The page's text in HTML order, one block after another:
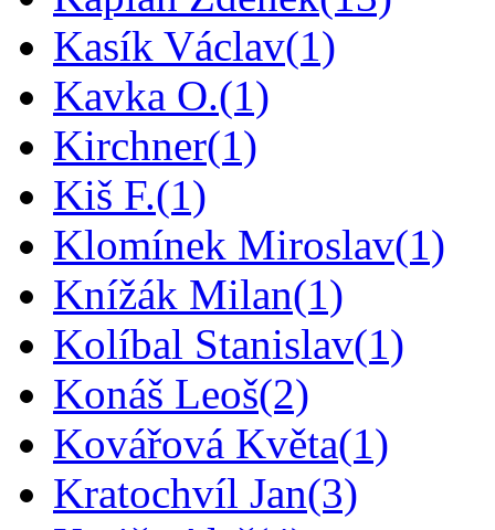
Kasík Václav(1)
Kavka O.(1)
Kirchner(1)
Kiš F.(1)
Klomínek Miroslav(1)
Knížák Milan(1)
Kolíbal Stanislav(1)
Konáš Leoš(2)
Kovářová Květa(1)
Kratochvíl Jan(3)